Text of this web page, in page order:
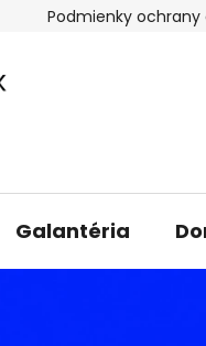
Podmienky
Galantéria